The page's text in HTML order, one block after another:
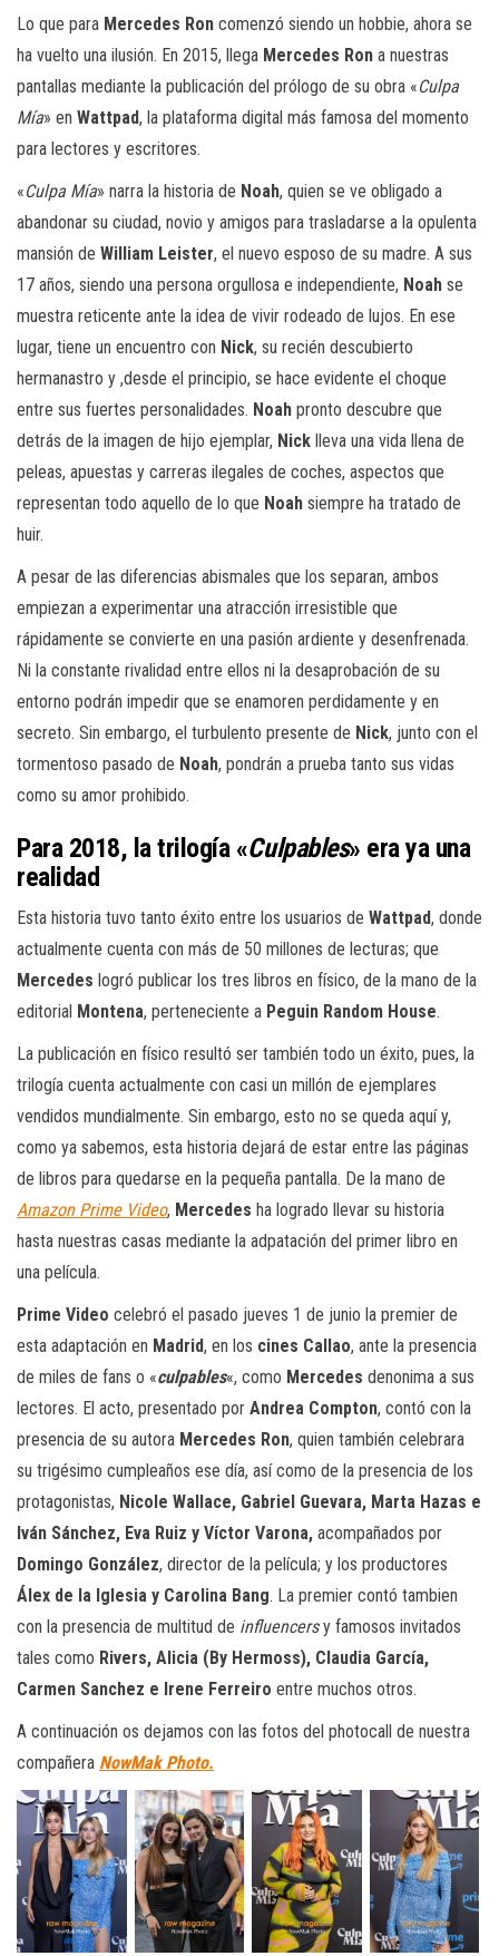
Lo que para Mercedes Ron comenzó siendo un hobbie, ahora se
ha vuelto una ilusión. En 2015, llega Mercedes Ron a nuestras
pantallas mediante la publicación del prólogo de su obra «Culpa
Mía» en Wattpad, la plataforma digital más famosa del momento
para lectores y escritores.
«Culpa Mía» narra la historia de Noah, quien se ve obligado a
abandonar su ciudad, novio y amigos para trasladarse a la opulenta
mansión de William Leister, el nuevo esposo de su madre. A sus
17 años, siendo una persona orgullosa e independiente, Noah se
muestra reticente ante la idea de vivir rodeado de lujos. En ese
lugar, tiene un encuentro con Nick, su recién descubierto
hermanastro y ,desde el principio, se hace evidente el choque
entre sus fuertes personalidades. Noah pronto descubre que
detrás de la imagen de hijo ejemplar, Nick lleva una vida llena de
peleas, apuestas y carreras ilegales de coches, aspectos que
representan todo aquello de lo que Noah siempre ha tratado de
huir.
A pesar de las diferencias abismales que los separan, ambos
empiezan a experimentar una atracción irresistible que
rápidamente se convierte en una pasión ardiente y desenfrenada.
Ni la constante rivalidad entre ellos ni la desaprobación de su
entorno podrán impedir que se enamoren perdidamente y en
secreto. Sin embargo, el turbulento presente de Nick, junto con el
tormentoso pasado de Noah, pondrán a prueba tanto sus vidas
como su amor prohibido.
Para 2018, la trilogía «Culpables» era ya una
realidad
Esta historia tuvo tanto éxito entre los usuarios de Wattpad, donde
actualmente cuenta con más de 50 millones de lecturas; que
Mercedes logró publicar los tres libros en físico, de la mano de la
editorial Montena, perteneciente a Peguin Random House.
La publicación en físico resultó ser también todo un éxito, pues, la
trilogía cuenta actualmente con casi un millón de ejemplares
vendidos mundialmente. Sin embargo, esto no se queda aquí y,
como ya sabemos, esta historia dejará de estar entre las páginas
de libros para quedarse en la pequeña pantalla. De la mano de
Amazon Prime Video, Mercedes ha logrado llevar su historia
hasta nuestras casas mediante la adpatación del primer libro en
una película.
Prime Video celebró el pasado jueves 1 de junio la premier de
esta adaptación en Madrid, en los cines Callao, ante la presencia
de miles de fans o «culpables«, como Mercedes denonima a sus
lectores. El acto, presentado por Andrea Compton, contó con la
presencia de su autora Mercedes Ron, quien también celebrara
su trigésimo cumpleaños ese día, así como de la presencia de los
protagonistas, Nicole Wallace, Gabriel Guevara, Marta Hazas e
Iván Sánchez, Eva Ruiz y Víctor Varona, acompañados por
Domingo González, director de la película; y los productores
Álex de la Iglesia y Carolina Bang. La premier contó tambien
con la presencia de multitud de influencersy famosos invitados
tales como Rivers, Alicia (By Hermoss), Claudia García,
Carmen Sanchez e Irene Ferreiro entre muchos otros.
A continuación os dejamos con las fotos del photocall de nuestra
compañera NowMak Photo.